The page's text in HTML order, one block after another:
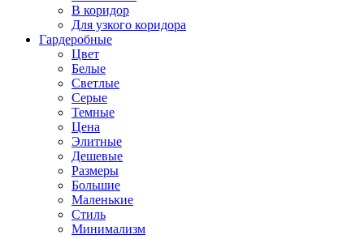
В коридор
Для узкого коридора
Гардеробные
Цвет
Белые
Светлые
Серые
Темные
Цена
Элитные
Дешевые
Размеры
Большие
Маленькие
Стиль
Минимализм